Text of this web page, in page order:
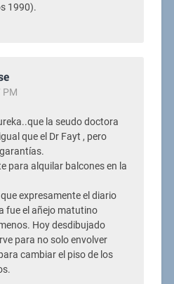
1990).
PM
la seudo doctora
que el Dr Fayt , pero
para alquilar balcones en la
expresamente el diario
fue el añejo matutino
Hoy desdibujado
para no solo envolver
cambiar el piso de los